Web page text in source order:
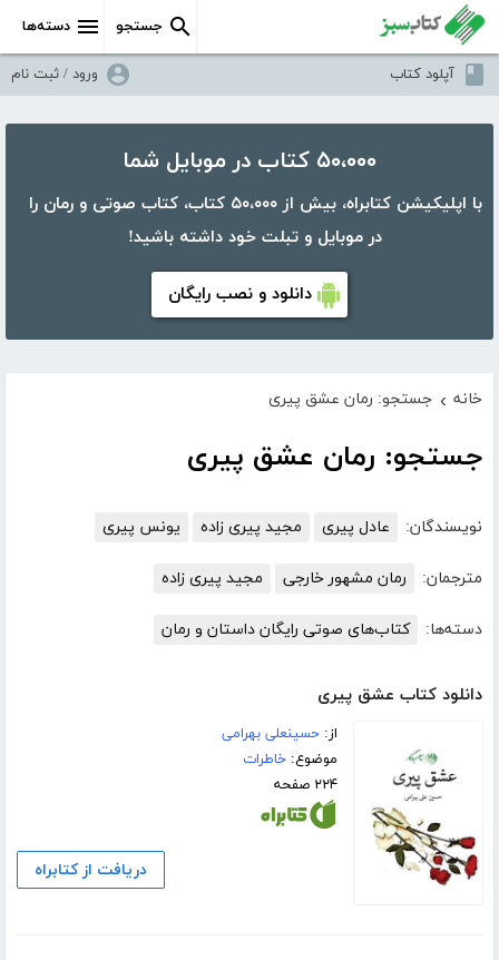
دسته‌ها جستجو
آپلود کتاب ورود / ثبت نام
۵۰،۰۰۰ کتاب در موبایل شما
با اپلیکیشن کتابراه، بیش از ۵۰،۰۰۰ کتاب، کتاب صوتی و رمان را
در موبایل و تبلت خود داشته باشید!
دانلود و نصب رایگان
خانه › جستجو: رمان عشق پیری
جستجو: رمان عشق پیری
نویسندگان: عادل پیری مجید پیری زاده یونس پیری
مترجمان: رمان مشهور خارجی مجید پیری زاده
دسته‌ها: کتاب‌های صوتی رایگان داستان و رمان
دانلود کتاب عشق پیری
از:حسینعلی بهرامی
موضوع:خاطرات
۲۲۴ صفحه
دریافت از کتابراه